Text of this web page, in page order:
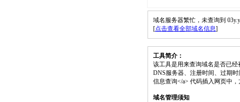
域名服务器繁忙，未查询到
[点击查看全部域名信息]
工具简介：
该工具是用来查询域名是否已
DNS服务器、注册时间、过期时
信息查询</a> 代码插入网页中
域名管理须知